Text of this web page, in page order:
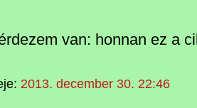
van: honnan ez a
2013. december 30. 22:46